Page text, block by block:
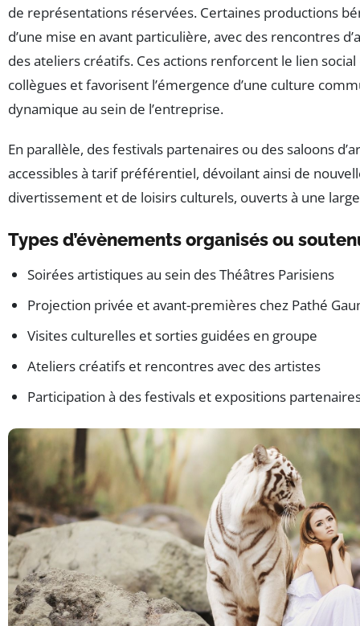
de représentations réservées. Certaines productions
d’une mise en avant particulière, avec des rencontres
des ateliers créatifs. Ces actions renforcent le lien
collègues et favorisent l’émergence d’une culture
dynamique au sein de l’entreprise.
En parallèle, des festivals partenaires ou des saloons
accessibles à tarif préférentiel, dévoilant ainsi de
divertissement et de loisirs culturels, ouverts à une
Types d’évènements organisés ou
Soirées artistiques au sein des Théâtres Parisiens
Projection privée et avant-premières chez Pathé
Visites culturelles et sorties guidées en groupe
Ateliers créatifs et rencontres avec des artistes
Participation à des festivals et expositions